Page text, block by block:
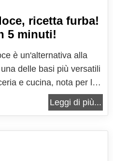
ricetta furba!
5 minuti!
è un'alternativa alla
delle basi più versatili
e cucina, nota per la
e friabile, ottenuta grazie
di impasto e burro.
Leggi di più...